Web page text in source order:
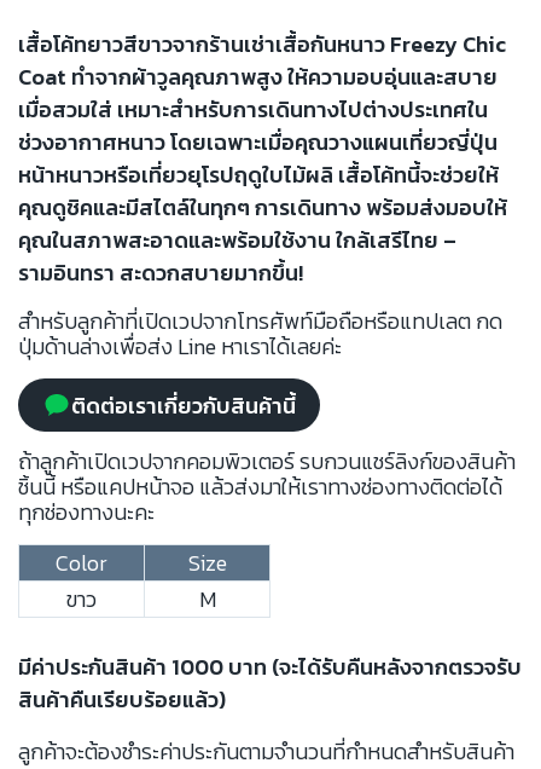
เสื้อโค้ทยาวสีขาวจากร้านเช่าเสื้อกันหนาว Freezy Chic
Coat ทำจากผ้าวูลคุณภาพสูง ให้ความอบอุ่นและสบาย
เมื่อสวมใส่ เหมาะสำหรับการเดินทางไปต่างประเทศใน
ช่วงอากาศหนาว โดยเฉพาะเมื่อคุณวางแผนเที่ยวญี่ปุ่น
หน้าหนาวหรือเที่ยวยุโรปฤดูใบไม้ผลิ เสื้อโค้ทนี้จะช่วยให้
คุณดูชิคและมีสไตล์ในทุกๆ การเดินทาง พร้อมส่งมอบให้
คุณในสภาพสะอาดและพร้อมใช้งาน ใกล้เสรีไทย –
รามอินทรา สะดวกสบายมากขึ้น!
สำหรับลูกค้าที่เปิดเวปจากโทรศัพท์มือถือหรือแทปเลต กด
ปุ่มด้านล่างเพื่อส่ง Line หาเราได้เลยค่ะ
ติดต่อเราเกี่ยวกับสินค้านี้
ถ้าลูกค้าเปิดเวปจากคอมพิวเตอร์ รบกวนแชร์ลิงก์ของสินค้า
ชิ้นนี้ หรือแคปหน้าจอ แล้วส่งมาให้เราทางช่องทางติดต่อได้
ทุกช่องทางนะคะ
Color
Size
ขาว
M
มีค่าประกันสินค้า 1000 บาท (จะได้รับคืนหลังจากตรวจรับ
สินค้าคืนเรียบร้อยแล้ว)
ลูกค้าจะต้องชำระค่าประกันตามจำนวนที่กำหนดสำหรับสินค้า